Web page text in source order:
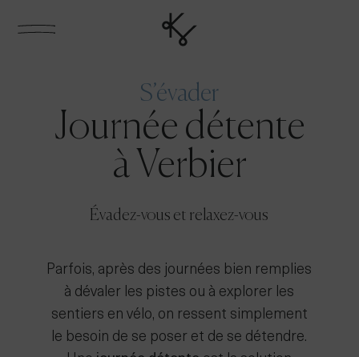
S’évader
Journée détente
à Verbier
Évadez-vous et relaxez-vous
Parfois, après des journées bien remplies
à dévaler les pistes ou à explorer les
sentiers en vélo, on ressent simplement
le besoin de se poser et de se détendre.